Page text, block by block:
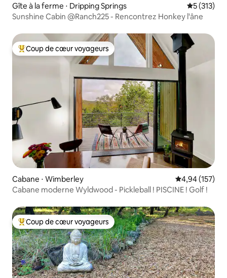
Gîte à la ferme ⋅ Dripping Springs Évaluation
5 (313)
Sunshine Cabin @Ranch225 - Rencontrez Honkey l'âne
Coups de cœur voyageurs les plus appréciés
Coup de cœur voyageurs
Cabane ⋅ Wimberley Évaluation
4,94 (157)
Cabane moderne Wyldwood - Pickleball ! PISCINE ! Golf !
Coups de cœur voyageurs les plus appréciés
Coup de cœur voyageurs